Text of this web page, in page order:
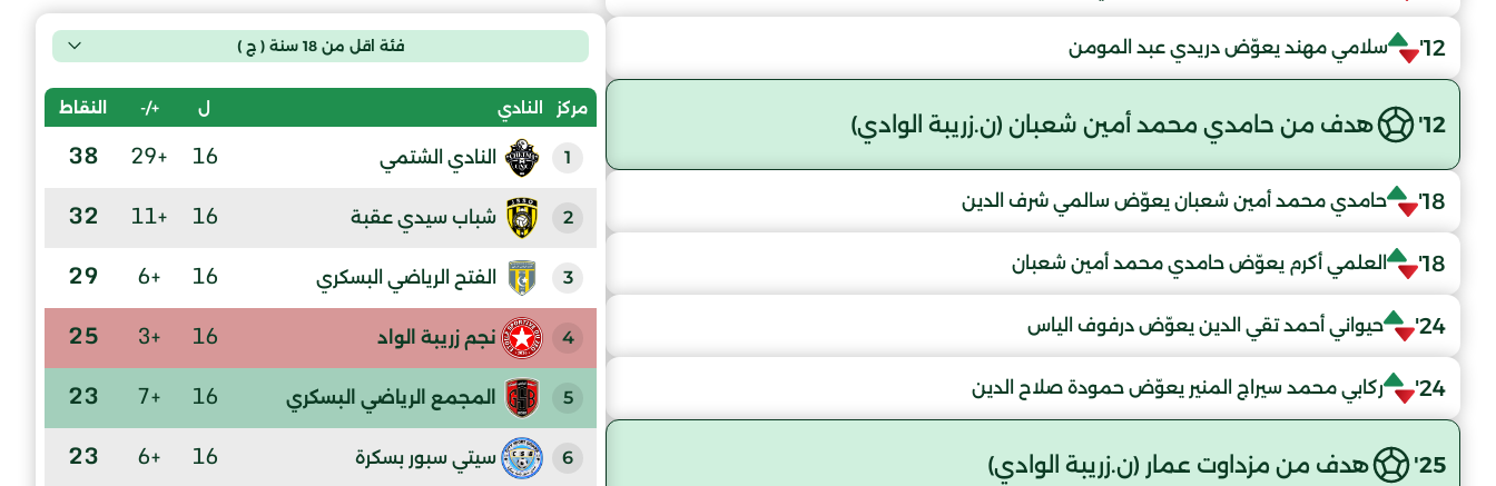
12' سلامي مهند يعوّض دريدي عبد المومن
12' هدف من حامدي محمد أمين شعبان (ن.زريبة الوادي)
18' حامدي محمد أمين شعبان يعوّض سالمي شرف الدين
18' العلمي أكرم يعوّض حامدي محمد أمين شعبان
24' حيواني أحمد تقي الدين يعوّض درفوف الياس
24' ركابي محمد سيراج المنير يعوّض حمودة صلاح الدين
25' هدف من مزداوت عمار (ن.زريبة الوادي)
فئة اقل من 18 سنة ( ج )
مركز النادي ل +/- النقاط
1 النادي الشتمي 16
+29
38
2 شباب سيدي عقبة 16
+11
32
3 الفتح الرياضي البسكري 16
+6
29
4 نجم زريبة الواد 16
+3
25
5 المجمع الرياضي البسكري 16
+7
23
6 سيتي سبور بسكرة 16
+6
23